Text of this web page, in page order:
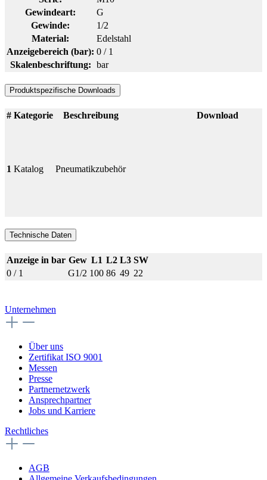
Gewindeart:
G
Gewinde:
1/2
Material:
Edelstahl
Anzeigebereich (bar): 0 / 1
Skalenbeschriftung: bar
Produktspezifische Downloads
# Kategorie Beschreibung Download
1 Katalog Pneumatikzubehör
Technische Daten
Anzeige in bar Gew L1 L2 L3 SW
0 / 1
G1/2 100 86 49 22
Unternehmen
Über uns
Zertifikat ISO 9001
Messen
Presse
Partnernetzwerk
Ansprechpartner
Jobs und Karriere
Rechtliches
AGB